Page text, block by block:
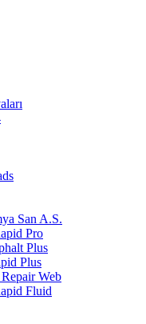
San A.S.
Pro
Plus
Plus
Web
Fluid